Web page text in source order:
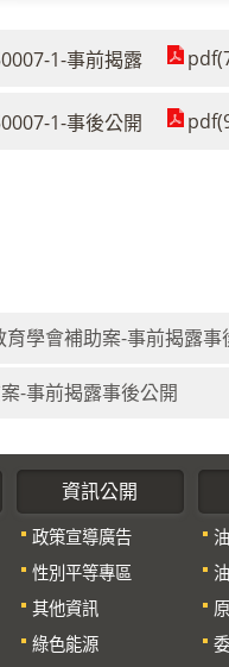
1-事前揭露
1-事後公開
學會補助案-事前揭露事
-事前揭露事後公開
資訊公開
政策宣導廣告
性別平等專區
其他資訊
綠色能源